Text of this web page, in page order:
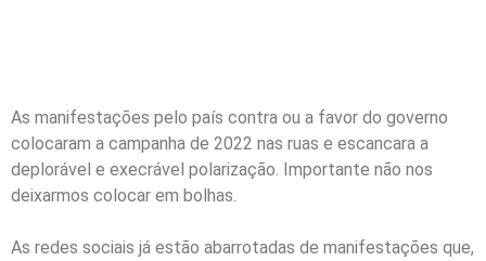
As manifestações pelo país contra ou a favor do governo
colocaram a campanha de 2022 nas ruas e escancara a
deplorável e execrável polarização. Importante não nos
deixarmos colocar em bolhas.
As redes sociais já estão abarrotadas de manifestações que,